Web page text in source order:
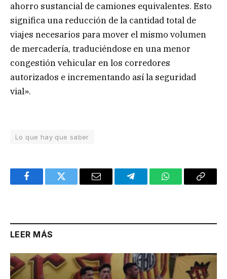
ahorro sustancial de camiones equivalentes. Esto
significa una reducción de la cantidad total de
viajes necesarios para mover el mismo volumen
de mercadería, traduciéndose en una menor
congestión vehicular en los corredores
autorizados e incrementando así la seguridad
vial».
Lo que hay que saber
FacebookTwitter Email TelegramWhatsAppCopy
LEER MÁS